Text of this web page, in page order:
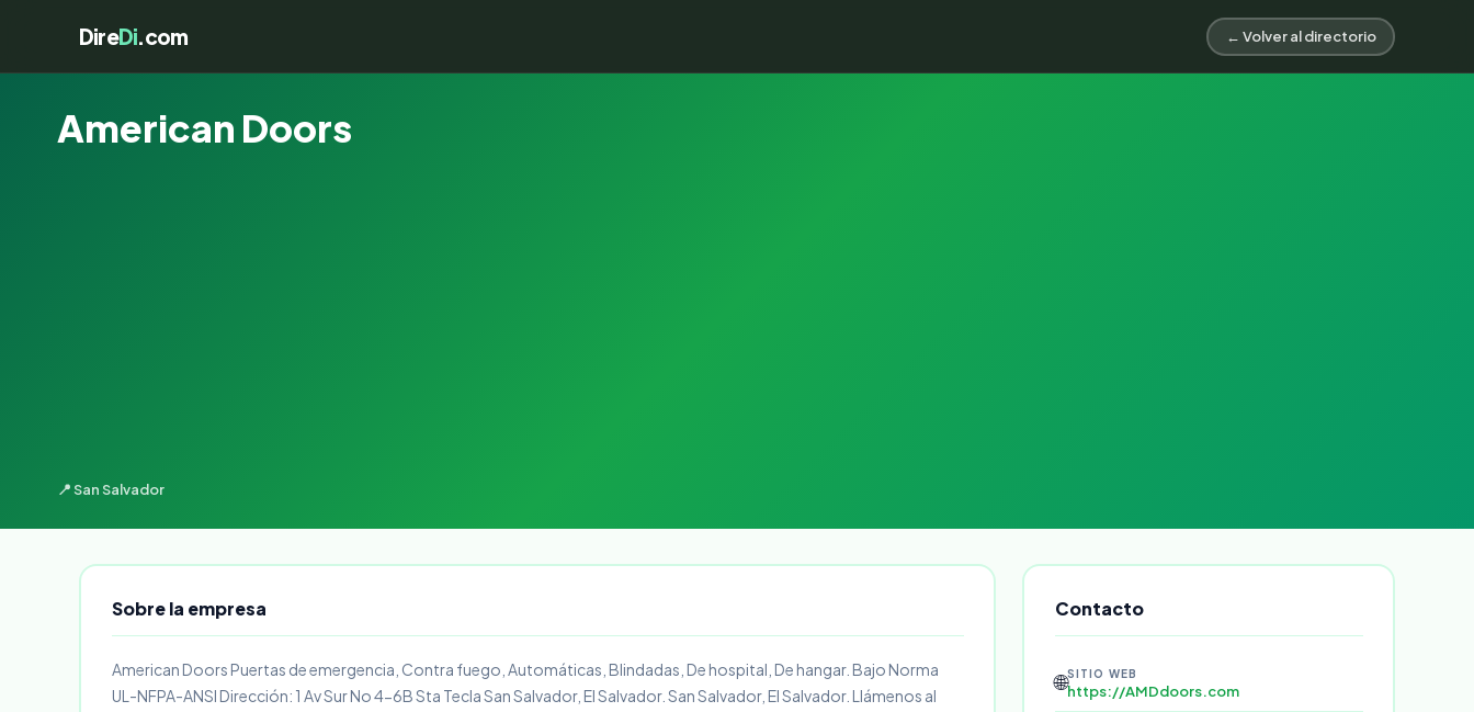
DireDi.com ← Volver al directorio
American Doors
📍 San Salvador
Sobre la empresa
American Doors Puertas de emergencia, Contra fuego, Automáticas, Blindadas, De hospital, De hangar. Bajo Norma
UL-NFPA-ANSI Dirección: 1 Av Sur No 4-6B Sta Tecla San Salvador, El Salvador. San Salvador, El Salvador. Llámenos al
Contacto
🌐SITIO WEB
https://AMDdoors.com